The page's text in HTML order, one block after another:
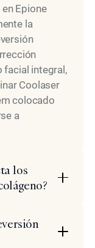
Epione
la
facial integral,
Coolaser
colocado
a
los